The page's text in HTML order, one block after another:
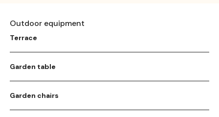
Outdoor equipment
Terrace
Garden table
Garden chairs